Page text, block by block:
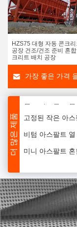
HZS75 대형 자동 콘크리
공장 건조/건조 준비 혼
크리트 배치 공장
가장 좋은 가격
더 많은 제품
용량 120TPH 바
정지 아스팔트
앰프 아스팔트
작은 아스팔트
전 혼합 아스팔
랩 아스팔트 핫